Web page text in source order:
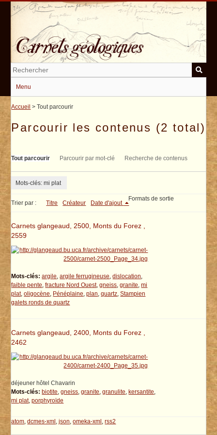
Passer
Menu
Accueil > Tout parcourir
Parcourir les contenus (2 total)
Tout parcourir Parcourir par mot-clé Recherche de contenus
Mots-clés: mi plat
Trier par : Titre Créateur Date d'ajout
Carnets glangeaud, 2500, Monts du Forez ,
2559
Mots-clés: argile,argile ferrugineuse,dislocation,
faible pente,fracture Nord Ouest,gneiss,granite,mi
plat,oligocène, Pénéplaine,plan,quartz,Stampien
galets ronds de quartz
Carnets glangeaud, 2400, Monts du Forez ,
2462
déjeuner hôtel Chavarin
Mots-clés: biotite ,gneiss ,granite ,granulite ,kersantite
mi plat,porphyroïde
Formats de sortie
atom ,dcmes-xml ,json ,omeka-xml ,rss2